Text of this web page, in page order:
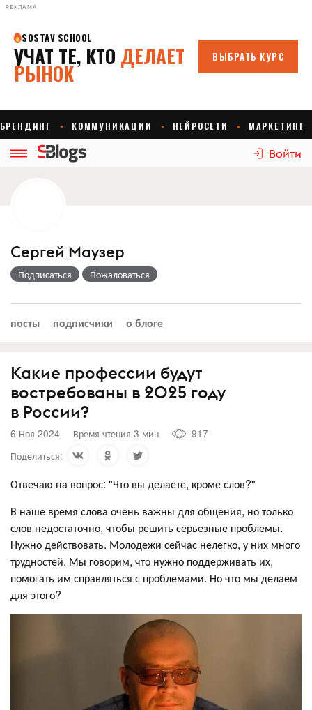
РЕКЛАМА
Войти
Сергей Маузер
Подписаться Пожаловаться
посты подписчики о блоге
Какие профессии будут
востребованы в 2025 году
в России?
6 Ноя 2024 Время чтения 3 мин
917
Поделиться:
Отвечаю на вопрос: "Что вы делаете, кроме слов?"
В наше время слова очень важны для общения, но только
слов недостаточно, чтобы решить серьезные проблемы.
Нужно действовать. Молодежи сейчас нелегко, у них много
трудностей. Мы говорим, что нужно поддерживать их,
помогать им справляться с проблемами. Но что мы делаем
для этого?